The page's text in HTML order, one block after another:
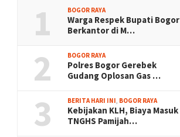
1 BOGOR RAYA
Warga Respek Bupati Bogor
Berkantor di M…
2 BOGOR RAYA
Polres Bogor Gerebek
Gudang Oplosan Gas …
3 BERITA HARI INI, BOGOR RAYA
Kebijakan KLH, Biaya Masuk
TNGHS Pamijah…